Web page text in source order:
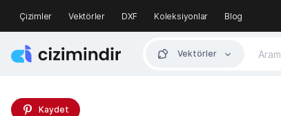
Çizimler Vektörler DXF Koleksiyonlar Blog
Vektörler
Kaydet